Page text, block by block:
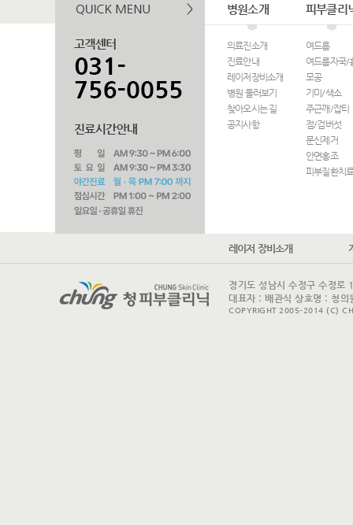
병원소개
의료진소개
진료안내
레이저장비소개
병원 둘러보기
찾아오시는 길
공지사항
피부클리
여드름
여드름자국/
모공
기미/색소
주근깨/잡티
점/검버섯
문신제거
안면홍조
피부질환치
레이저 장비소개
경기도 성남시 수정구 수정
대표자 : 배관식 상호명 : 청
COPYRIGHT 2005-2014 (C)